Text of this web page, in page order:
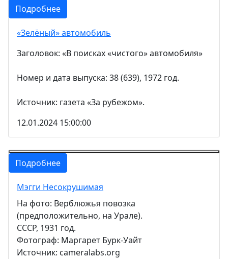
Подробнее
«Зелёный» автомобиль
Заголовок: «В поисках «чистого» автомобиля»
Номер и дата выпуска: 38 (639), 1972 год.
Источник: газета «За рубежом».
12.01.2024 15:00:00
Подробнее
Мэгги Несокрушимая
На фото: Верблюжья повозка
(предположительно, на Урале).
СССР, 1931 год.
Фотограф: Маргарет Бурк-Уайт
Источник: cameralabs.org